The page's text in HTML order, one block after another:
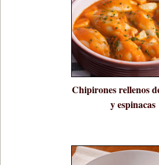
Chipirones rellenos
y espinacas